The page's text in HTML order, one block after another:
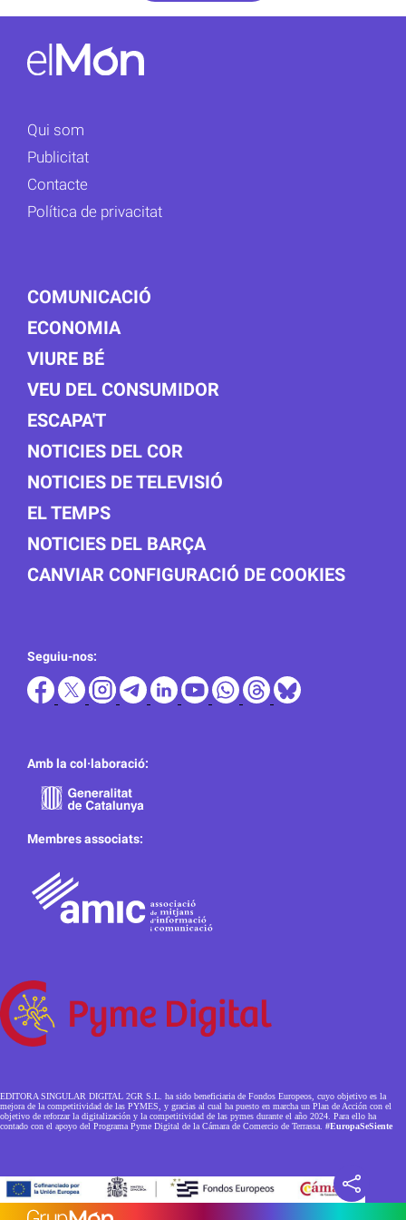
Qui som
Publicitat
Contacte
Política de privacitat
COMUNICACIÓ
ECONOMIA
VIURE BÉ
VEU DEL CONSUMIDOR
ESCAPA'T
NOTICIES DEL COR
NOTICIES DE TELEVISIÓ
EL TEMPS
NOTICIES DEL BARÇA
CANVIAR CONFIGURACIÓ DE COOKIES
Seguiu-nos:
Amb la col·laboració:
Membres associats:
EDITORA SINGULAR DIGITAL 2GR S.L. ha sido beneficiaria de Fondos Europeos, cuyo objetivo es la
mejora de la competitividad de las PYMES, y gracias al cual ha puesto en marcha un Plan de Acción con el
objetivo de reforzar la digitalización y la competitividad de las pymes durante el año 2024. Para ello ha
contado con el apoyo del Programa Pyme Digital de la Cámara de Comercio de Terrassa. #EuropaSeSiente